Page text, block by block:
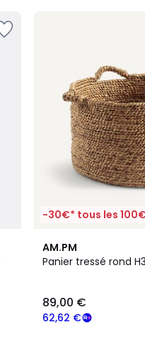
-30€* tous les
AM.PM
Panier tressé rond
62,62 €
89,00 €
4,5
/ 5